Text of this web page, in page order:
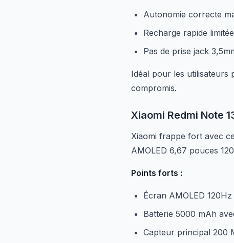
Autonomie correcte
Recharge rapide
Pas de prise jack
Idéal pour les utilisateurs
compromis.
Xiaomi Redmi Note
Xiaomi frappe fort avec ce
AMOLED 6,67 pouces
Points forts :
Écran AMOLED
Batterie 5000 mAh
Capteur principal 200